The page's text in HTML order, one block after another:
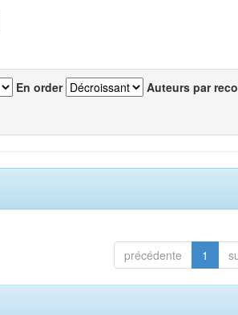
En order Auteurs par
précédente 1